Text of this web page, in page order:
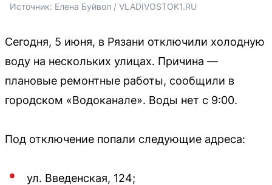
Источник: Елена Буйвол / VLADIVOSTOK1.RU
Сегодня, 5 июня, в Рязани отключили холодную
воду на нескольких улицах. Причина —
плановые ремонтные работы, сообщили в
городском «Водоканале». Воды нет с 9:00.
Под отключение попали следующие адреса:
ул. Введенская, 124;